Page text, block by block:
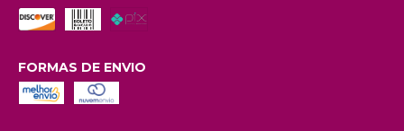
FORMAS DE ENVIO